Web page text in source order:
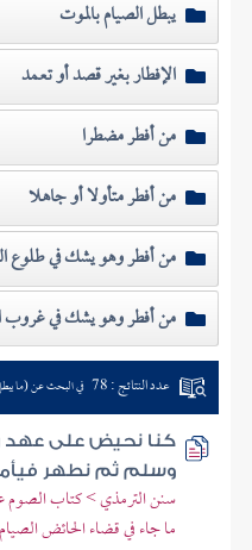
يبطل الصيام بالموت
الإفطار بغير قصد أو تعمد
من أفطر مضطرا
من أفطر متأولا أو جاهلا
من أفطر وهو يشك في طلوع
من أفطر وهو يشك في
عدد النتائج : 78 في البحث عن (ما
كنا نحيض على عهد
وسلم ثم نطهر
سنن الترمذي > كتاب الصوم
ما جاء في قضاء الحائض